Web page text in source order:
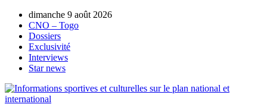
dimanche 9 août 2026
CNO – Togo
Dossiers
Exclusivité
Interviews
Star news
AUTORISATION DE LA HAAC N°0134/